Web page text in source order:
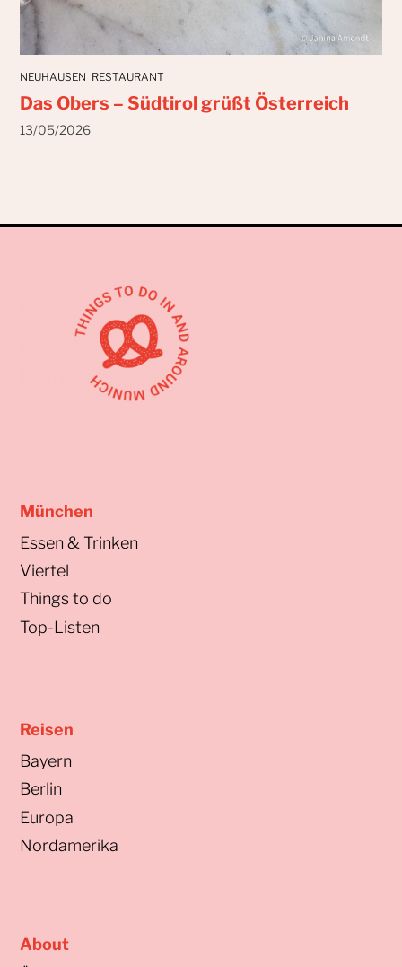
NEUHAUSEN RESTAURANT
Das Obers – Südtirol grüßt Österreich
13/05/2026
München
Essen & Trinken
Viertel
Things to do
Top-Listen
Reisen
Bayern
Berlin
Europa
Nordamerika
About